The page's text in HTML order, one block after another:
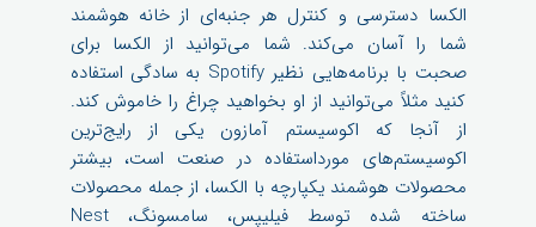
الکسا دسترسی و کنترل هر جنبه‌ای از خانه هوشمند
شما را آسان می‌کند. شما می‌توانید از الکسا برای
صحبت با برنامه‌هایی نظیر Spotify به سادگی استفاده
کنید مثلاً می‌توانید از او بخواهید چراغ را خاموش کند.
از آنجا که اکوسیستم آمازون یکی از رایج‌ترین
اکوسیستم‌های مورداستفاده در صنعت است، بیشتر
محصولات هوشمند یکپارچه با الکسا، از جمله محصولات
ساخته شده توسط فیلیپس، سامسونگ، Nest